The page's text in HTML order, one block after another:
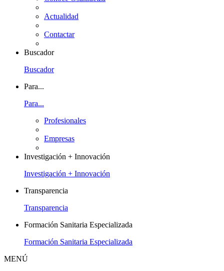
Actualidad
Contactar
Buscador
Buscador
Para...
Para...
Profesionales
Empresas
Investigación + Innovación
Investigación + Innovación
Transparencia
Transparencia
Formación Sanitaria Especializada
Formación Sanitaria Especializada
MENÚ